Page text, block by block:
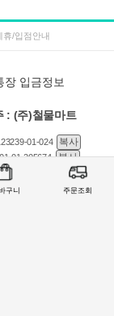
구니 주문조회
휴/입점안내
장 입금정보
: (주)철물마트
01-024
복사
01-205674
복사
3882-11 복사